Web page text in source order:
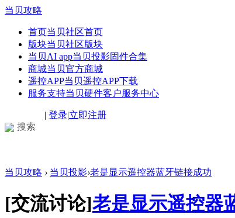
当贝攻略
首页当贝社区首页
版块当贝社区版块
当贝AI app当贝投影固件合集
商城当贝官方商城
遥控APP当贝遥控APP下载
服务支持当贝硬件客户服务中心
搜索
| 登录|立即注册
当贝攻略 › 当贝投影›老是显示遥控器蓝牙链接成功
[交流讨论]老是显示遥控器